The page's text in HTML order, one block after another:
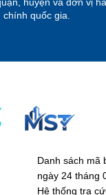
quốc gia.
Danh sách mã
ngày 24 tháng
Hệ thống tra